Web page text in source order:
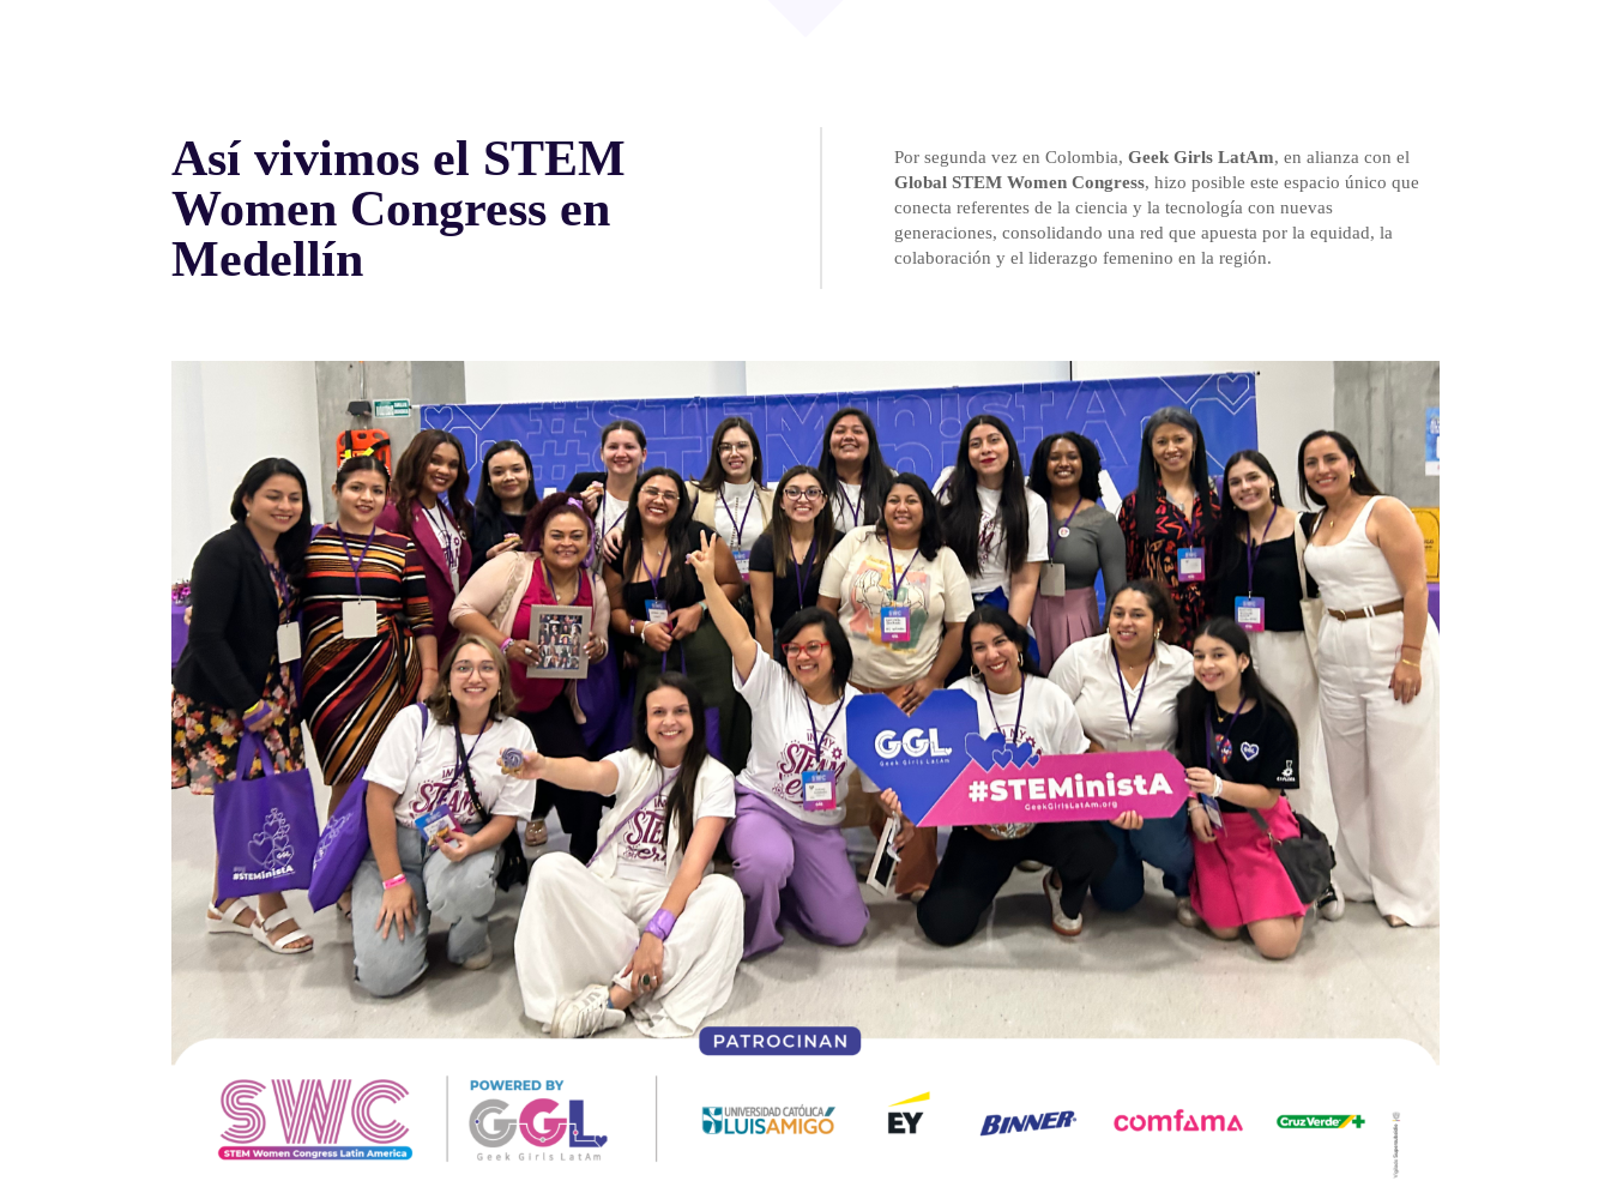
Así vivimos el STEM
Women Congress en
Medellín
Por segunda vez en Colombia, Geek Girls LatAm, en alianza con el
Global STEM Women Congress, hizo posible este espacio único que
conecta referentes de la ciencia y la tecnología con nuevas
generaciones, consolidando una red que apuesta por la equidad, la
colaboración y el liderazgo femenino en la región.